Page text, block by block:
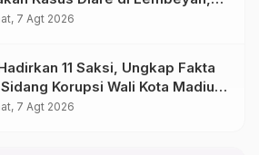
Penyelidikan Epidemiologi
7 Agt 2026
11 Saksi, Ungkap Fakta
Korupsi Wali Kota Madiun
Maidi
7 Agt 2026